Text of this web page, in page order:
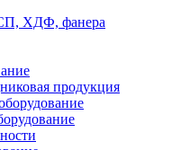
ХДФ, фанера
продукция